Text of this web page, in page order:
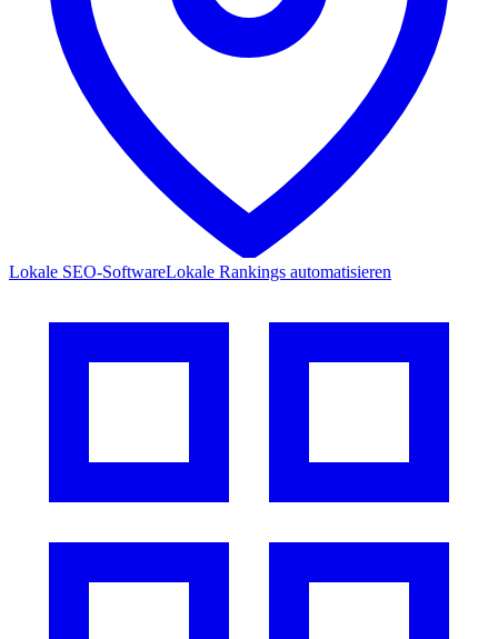
Lokale SEO-SoftwareLokale Rankings automatisieren